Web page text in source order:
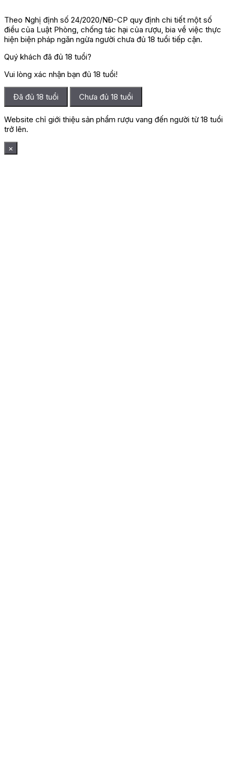
Theo Nghị định số 24/2020/NĐ-CP quy định chi tiết một số
điều của Luật Phòng, chống tác hại của rượu, bia về việc thực
hiện biện pháp ngăn ngừa người chưa đủ 18 tuổi tiếp cận.
Quý khách đã đủ 18 tuổi?
Vui lòng xác nhận bạn đủ 18 tuổi!
Đã đủ 18 tuổi Chưa đủ 18 tuổi
Website chỉ giới thiệu sản phẩm rượu vang đến người từ 18 tuổi
trở lên.
×